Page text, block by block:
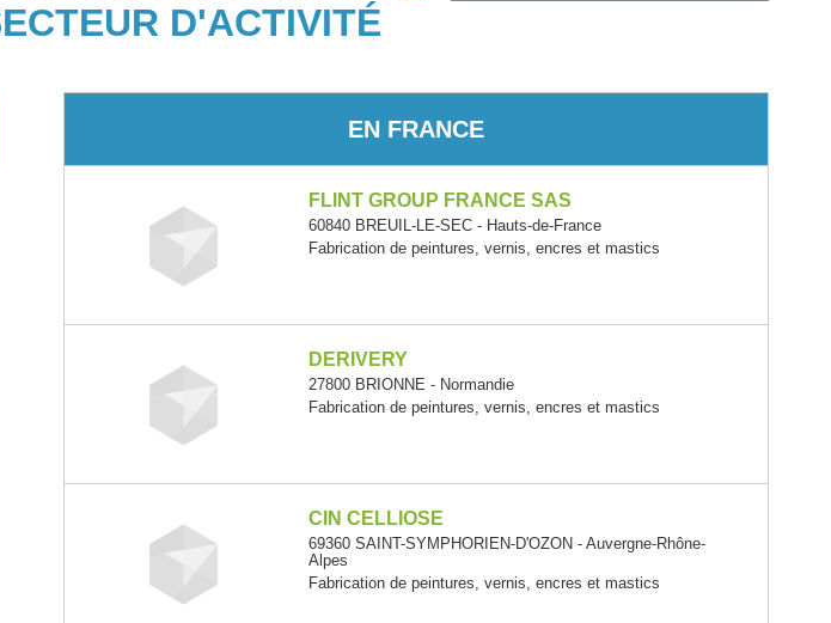
D'ACTIVITÉ
EN FRANCE
FLINT GROUP FRANCE SAS
60840 BREUIL-LE-SEC - Hauts-de-France
Fabrication de peintures, vernis, encres et mastics
DERIVERY
27800 BRIONNE - Normandie
Fabrication de peintures, vernis, encres et mastics
CIN CELLIOSE
69360 SAINT-SYMPHORIEN-D'OZON - Auvergne-Rhône-
Alpes
Fabrication de peintures, vernis, encres et mastics